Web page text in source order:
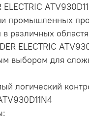
промышленных
различных
ELECTRIC
выбором для
логический